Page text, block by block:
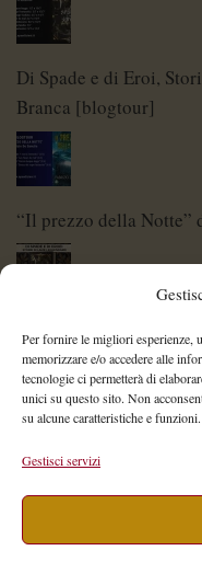
Per fornire le migliori esperienze,
memorizzare e/o accedere alle
tecnologie ci permetterà di
unici su questo sito. Non
su alcune caratteristiche e funzioni.
Gestisci servizi
Di Spade e di Eroi,
Branca [blogtour]
“Il prezzo della Notte”
Di Spade e di Eroi –